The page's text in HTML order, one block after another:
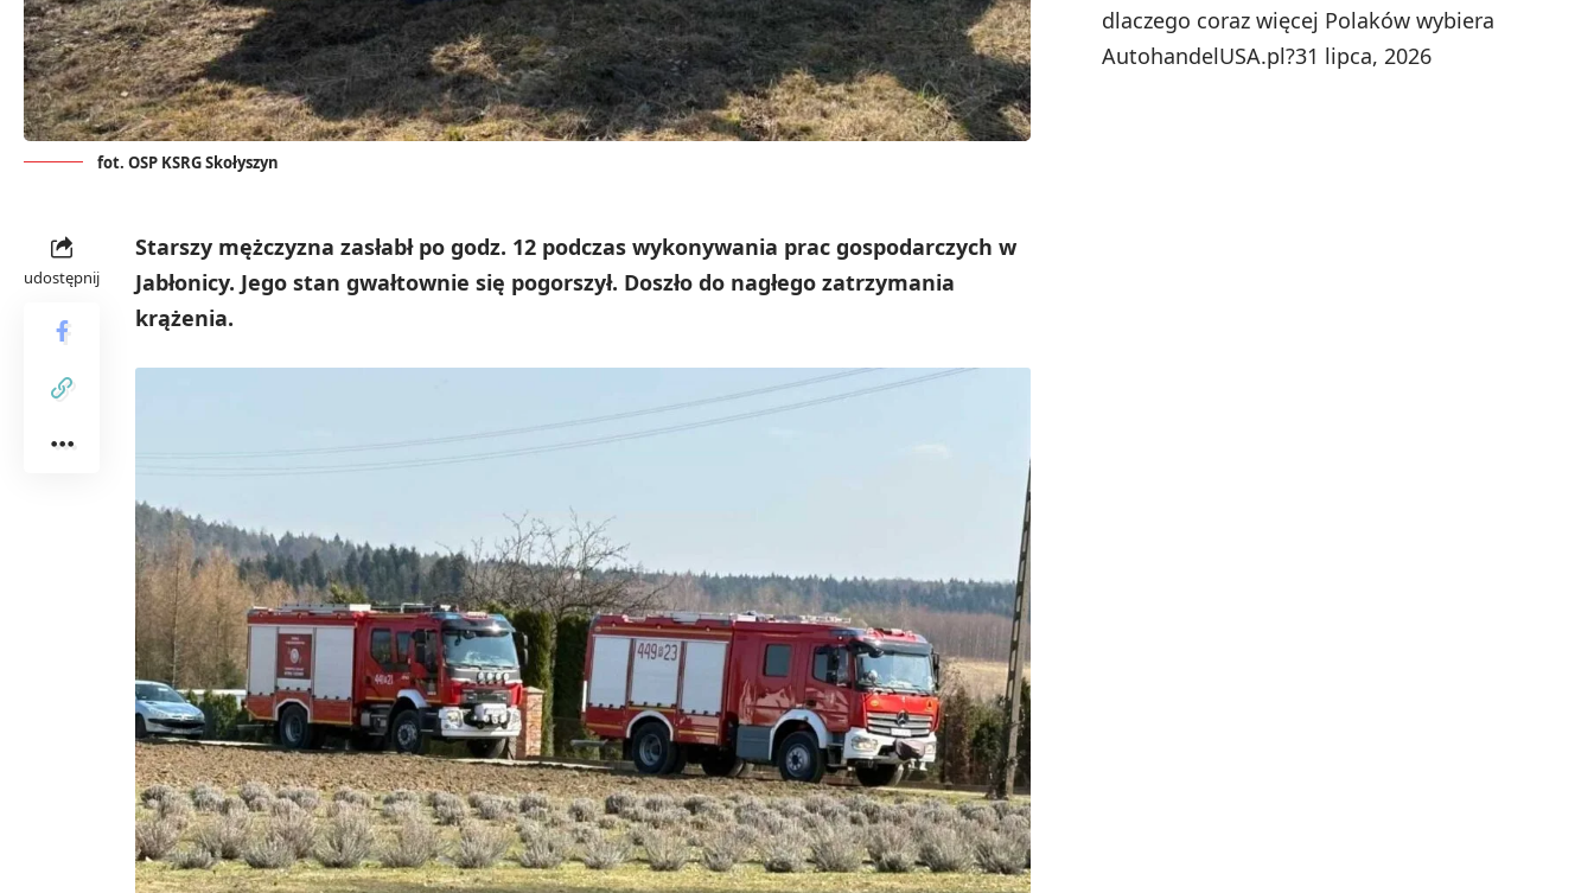
fot. OSP KSRG Skołyszyn
udostępnij
Starszy mężczyzna zasłabł po godz. 12 podczas wykonywania prac gospodarczych w
Jabłonicy. Jego stan gwałtownie się pogorszył. Doszło do nagłego zatrzymania
krążenia.
dlaczego coraz więcej Polaków wybiera
AutohandelUSA.pl?31 lipca, 2026